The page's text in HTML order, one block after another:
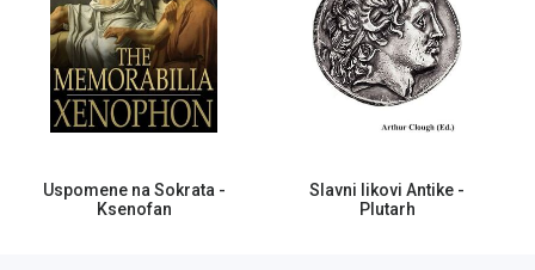
Uspomene na Sokrata -
Ksenofan
Slavni likovi Antike -
Plutarh